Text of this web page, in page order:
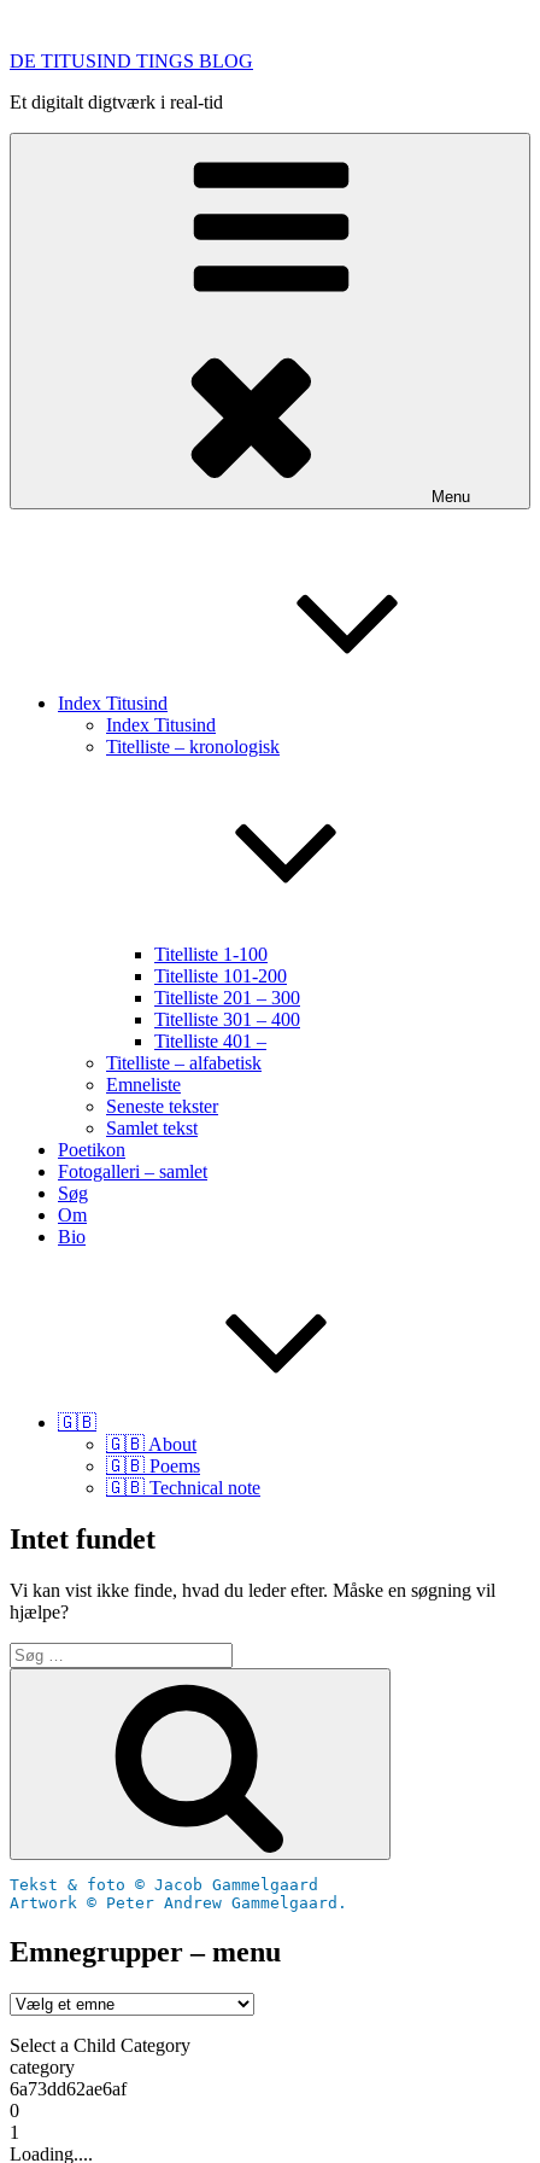
indhold
DE TITUSIND TINGS BLOG
Et digitalt digtværk i real-tid
Menu
Index Titusind
Index Titusind
Titelliste – kronologisk
Titelliste 1-100
Titelliste 101-200
Titelliste 201 – 300
Titelliste 301 – 400
Titelliste 401 –
Titelliste – alfabetisk
Emneliste
Seneste tekster
Samlet tekst
Poetikon
Fotogalleri – samlet
Søg
Om
Bio
🇬🇧
🇬🇧 About
🇬🇧 Poems
🇬🇧 Technical note
Intet fundet
Vi kan vist ikke finde, hvad du leder efter. Måske en søgning vil
hjælpe?
Søg
efter:
Tekst & foto © Jacob Gammelgaard
Artwork © Peter Andrew Gammelgaard.
Emnegrupper – menu
Select a Child Category
category
6a73dd62ae6af
0
1
Loading....